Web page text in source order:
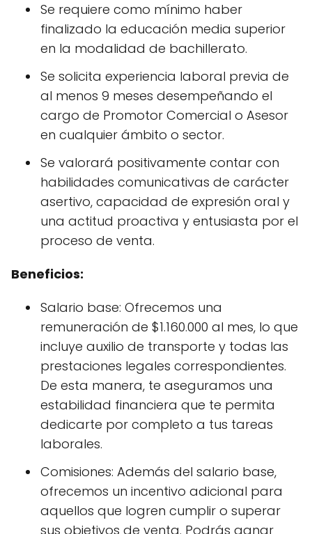
Se requiere como mínimo haber
finalizado la educación media superior
en la modalidad de bachillerato.
Se solicita experiencia laboral previa de
al menos 9 meses desempeñando el
cargo de Promotor Comercial o Asesor
en cualquier ámbito o sector.
Se valorará positivamente contar con
habilidades comunicativas de carácter
asertivo, capacidad de expresión oral y
una actitud proactiva y entusiasta por el
proceso de venta.
Beneficios:
Salario base: Ofrecemos una
remuneración de $1.160.000 al mes, lo que
incluye auxilio de transporte y todas las
prestaciones legales correspondientes.
De esta manera, te aseguramos una
estabilidad financiera que te permita
dedicarte por completo a tus tareas
laborales.
Comisiones: Además del salario base,
ofrecemos un incentivo adicional para
aquellos que logren cumplir o superar
sus objetivos de venta. Podrás ganar